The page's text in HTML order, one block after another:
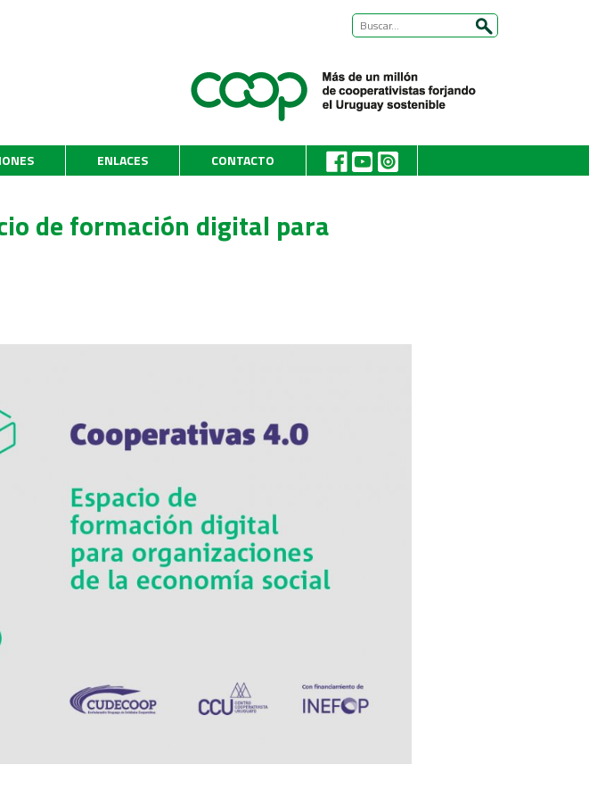
ENLACES CONTACTO
de formación digital para